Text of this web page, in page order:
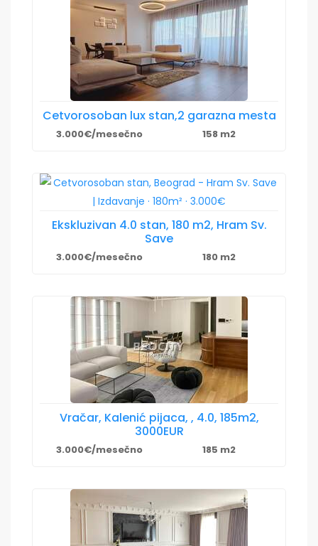
Cetvorosoban lux stan,2 garazna mesta
3.000€/mesečno 158 m2
Ekskluzivan 4.0 stan, 180 m2, Hram Sv.
Save
3.000€/mesečno 180 m2
Vračar, Kalenić pijaca, , 4.0, 185m2,
3000EUR
3.000€/mesečno 185 m2